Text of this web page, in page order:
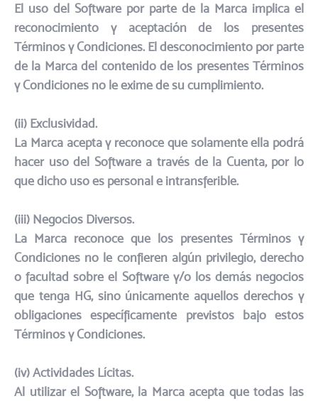
El uso del Software por parte de la Marca implica el
reconocimiento y aceptación de los presentes
Términos y Condiciones. El desconocimiento por parte
de la Marca del contenido de los presentes Términos
y Condiciones no le exime de su cumplimiento.​
(ii) Exclusividad.​
La Marca acepta y reconoce que solamente ella podrá
hacer uso del Software a través de la Cuenta, por lo
que dicho uso es personal e intransferible.
​(iii) Negocios Diversos.​
La Marca reconoce que los presentes Términos y
Condiciones no le confieren algún privilegio, derecho
o facultad sobre el Software y/o los demás negocios
que tenga HG, sino únicamente aquellos derechos y
obligaciones específicamente previstos bajo estos
Términos y Condiciones.​
(iv) Actividades Lícitas.​
Al utilizar el Software, la Marca acepta que todas las